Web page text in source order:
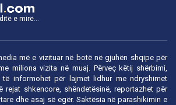
e mirë...
më e vizituar në botë në gjuhën shqipe për
miliona vizita në muaj. Përveç këtij shërbimi,
të informohet për lajmet lidhur me ndryshimet
rejat shkencore, shëndetësinë, reportazhet për
dhe asaj së egër. Saktësia në parashikimin e